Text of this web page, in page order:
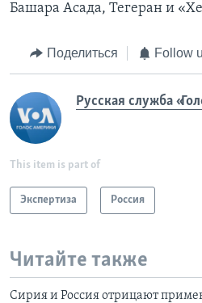
Башара Асада, Тегеран и
Поделиться Follow
Русская служба
This item is part of
Экспертиза Россия
Читайте также
Сирия и Россия отрицают